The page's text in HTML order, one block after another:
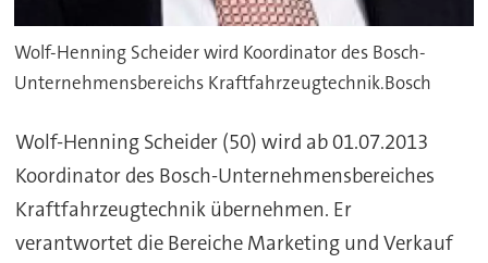
Wolf-Henning Scheider wird Koordinator des Bosch-
Unternehmensbereichs Kraftfahrzeugtechnik.Bosch
Wolf-Henning Scheider(50) wird ab 01.07.2013
Koordinator des Bosch-Unternehmensbereiches
Kraftfahrzeugtechnik übernehmen. Er
verantwortet die Bereiche Marketing und Verkauf